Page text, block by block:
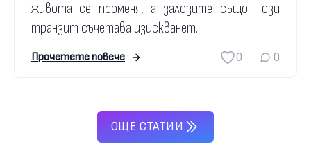
живота се променя, а залозите също. Този
транзит съчетава изискванет...
Прочетете повече 0 0
ОЩЕ СТАТИИ